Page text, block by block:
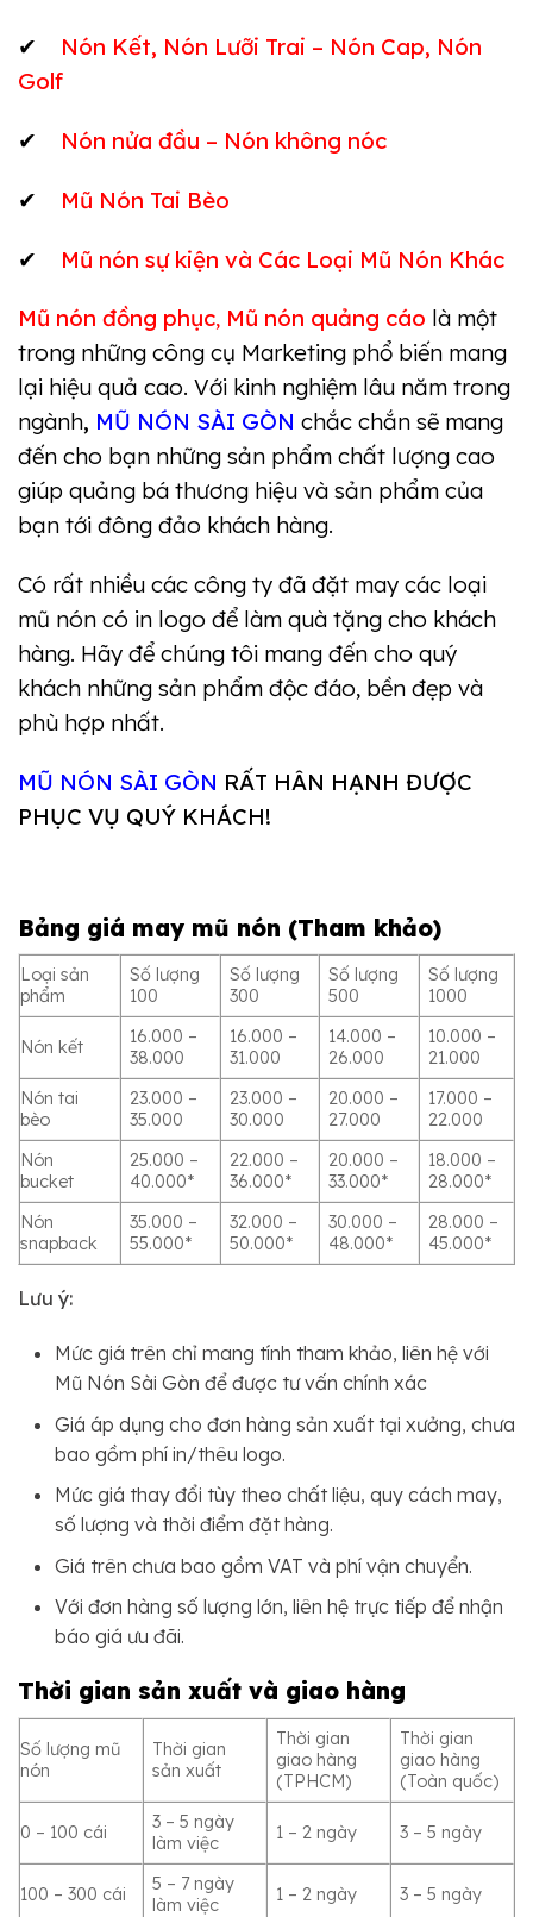
✔ Nón Kết, Nón Lưỡi Trai – Nón Cap, Nón
Golf
✔ Nón nửa đầu – Nón không nóc
✔ Mũ Nón Tai Bèo
✔ Mũ nón sự kiện và Các Loại Mũ Nón Khác
Mũ nón đồng phục, Mũ nón quảng cáo là một
trong những công cụ Marketing phổ biến mang
lại hiệu quả cao. Với kinh nghiệm lâu năm trong
ngành, MŨ NÓN SÀI GÒN chắc chắn sẽ mang
đến cho bạn những sản phẩm chất lượng cao
giúp quảng bá thương hiệu và sản phẩm của
bạn tới đông đảo khách hàng.
Có rất nhiều các công ty đã đặt may các loại
mũ nón có in logo để làm quà tặng cho khách
hàng. Hãy để chúng tôi mang đến cho quý
khách những sản phẩm độc đáo, bền đẹp và
phù hợp nhất.
MŨ NÓN SÀI GÒN RẤT HÂN HẠNH ĐƯỢC
PHỤC VỤ QUÝ KHÁCH!
Bảng giá may mũ nón (Tham khảo)
Loại sản
phẩm
Số lượng
100
Số lượng
300
Số lượng
500
Số lượng
1000
Nón kết
16.000 –
38.000
16.000 –
31.000
14.000 –
26.000
10.000 –
21.000
Nón tai
bèo
23.000 –
35.000
23.000 –
30.000
20.000 –
27.000
17.000 –
22.000
Nón
bucket
25.000 –
40.000*
22.000 –
36.000*
20.000 –
33.000*
18.000 –
28.000*
Nón
snapback
35.000 –
55.000*
32.000 –
50.000*
30.000 –
48.000*
28.000 –
45.000*
Lưu ý:
Mức giá trên chỉ mang tính tham khảo, liên hệ với
Mũ Nón Sài Gòn để được tư vấn chính xác
Giá áp dụng cho đơn hàng sản xuất tại xưởng, chưa
bao gồm phí in/thêu logo.
Mức giá thay đổi tùy theo chất liệu, quy cách may,
số lượng và thời điểm đặt hàng.
Giá trên chưa bao gồm VAT và phí vận chuyển.
Với đơn hàng số lượng lớn, liên hệ trực tiếp để nhận
báo giá ưu đãi.
Thời gian sản xuất và giao hàng
Số lượng mũ
nón
Thời gian
sản xuất
Thời gian
giao hàng
(TPHCM)
Thời gian
giao hàng
(Toàn quốc)
0 – 100 cái
3 – 5 ngày
làm việc
1 – 2 ngày 3 – 5 ngày
100 – 300 cái
5 – 7 ngày
làm việc
1 – 2 ngày 3 – 5 ngày